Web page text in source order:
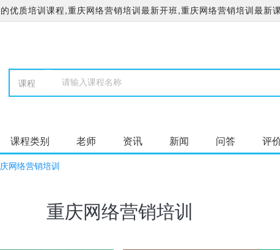
优质培训课程,重庆网络营销培训最新开班,重庆网络营销培训最新
课程类别 老师 资讯 新闻 问答 评
网络营销培训
重庆网络营销培训